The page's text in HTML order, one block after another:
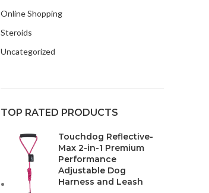
Online Shopping
Steroids
Uncategorized
TOP RATED PRODUCTS
Touchdog Reflective-
Max 2-in-1 Premium
Performance
Adjustable Dog
Harness and Leash